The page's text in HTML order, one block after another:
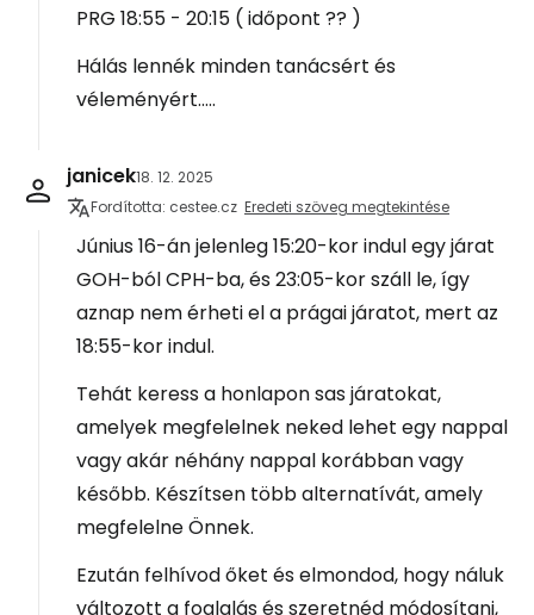
PRG 18:55 - 20:15 ( időpont ?? )
Hálás lennék minden tanácsért és
véleményért.....
janicek18. 12. 2025
Fordította: cestee.cz Eredeti szöveg megtekintése
Június 16-án jelenleg 15:20-kor indul egy járat
GOH-ból CPH-ba, és 23:05-kor száll le, így
aznap nem érheti el a prágai járatot, mert az
18:55-kor indul.
Tehát keress a honlapon sas járatokat,
amelyek megfelelnek neked lehet egy nappal
vagy akár néhány nappal korábban vagy
később. Készítsen több alternatívát, amely
megfelelne Önnek.
Ezután felhívod őket és elmondod, hogy náluk
változott a foglalás és szeretnéd módosítani,